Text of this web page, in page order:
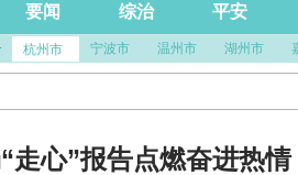
要闻 综治 平安
杭州市 宁波市 温州市 湖州市
走心”报告点燃奋进热情